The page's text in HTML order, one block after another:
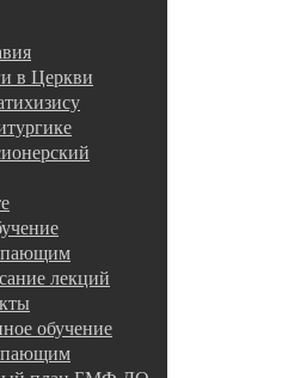
в Церкви
лекций
обучение